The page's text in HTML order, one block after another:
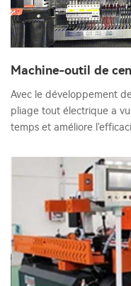
Machine-outil de
Avec le développement
pliage tout électrique a
temps et améliore